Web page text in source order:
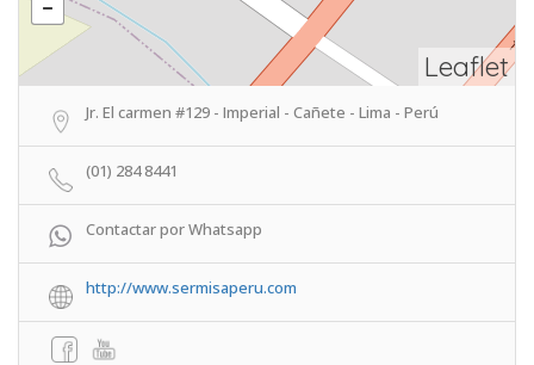
Leaflet
Jr. El carmen #129 - Imperial - Cañete - Lima - Perú
(01) 284 8441
Contactar por Whatsapp
http://www.sermisaperu.com